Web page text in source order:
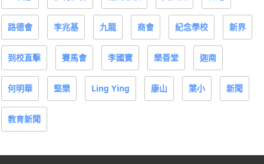
路德會 李兆基 九龍 商會 紀念學校 新界
到校直擊 賽馬會 李國寶 樂善堂 迦南
何明華 堅樂 Ling Ying 康山 葉小 新聞
教育新聞